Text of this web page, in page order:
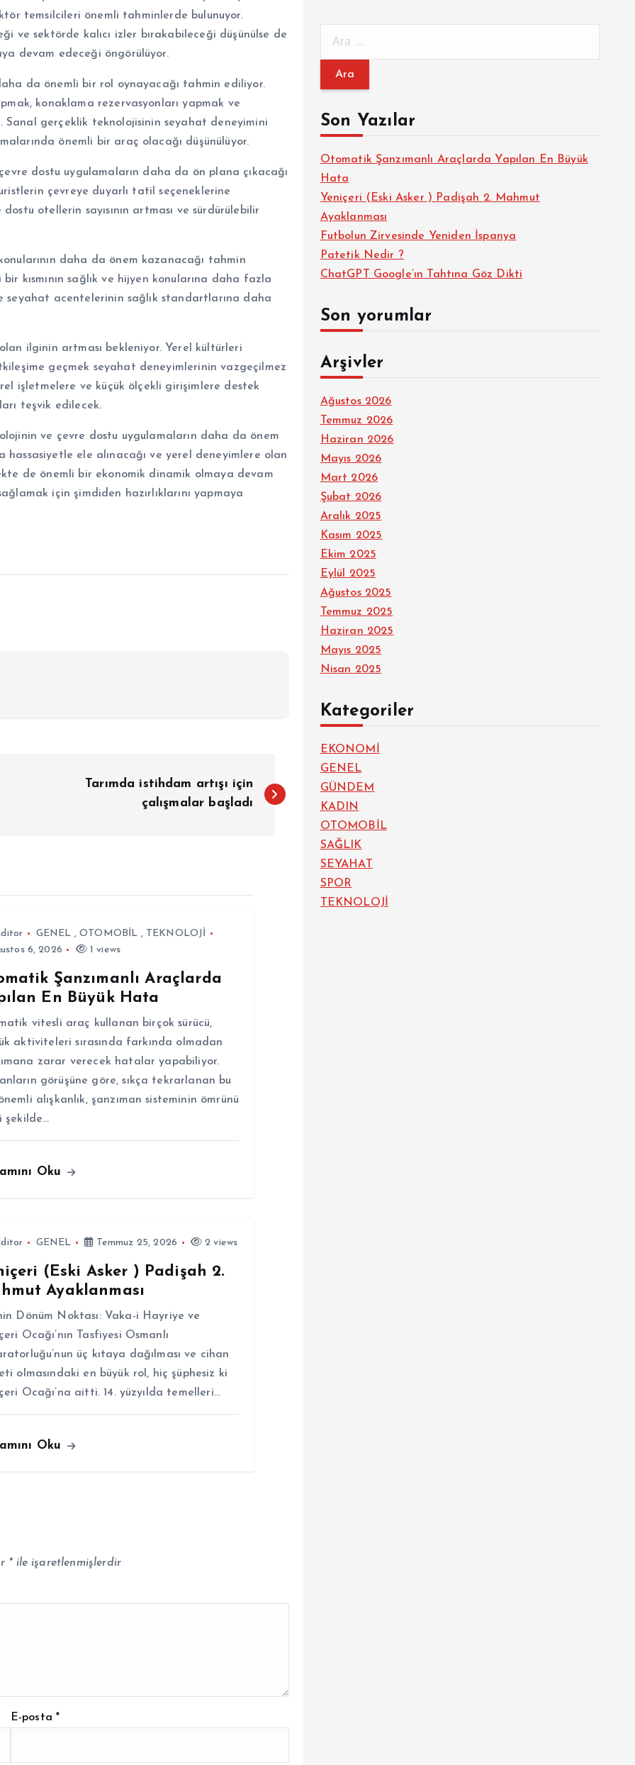
temsilcileri önemli tahminlerde bulunuyor.
ve sektörde kalıcı izler bırakabileceği düşünülse de
devam edeceği öngörülüyor.
da önemli bir rol oynayacağı tahmin ediliyor.
konaklama rezervasyonları yapmak ve
gerçeklik teknolojisinin seyahat deneyimini
önemli bir araç olacağı düşünülüyor.
dostu uygulamaların daha da ön plana çıkacağı
çevreye duyarlı tatil seçeneklerine
otellerin sayısının artması ve sürdürülebilir
daha da önem kazanacağı tahmin
kısmının sağlık ve hijyen konularına daha fazla
seyahat acentelerinin sağlık standartlarına daha
ilginin artması bekleniyor. Yerel kültürleri
geçmek seyahat deneyimlerinin vazgeçilmez
işletmelere ve küçük ölçekli girişimlere destek
teşvik edilecek.
ve çevre dostu uygulamaların daha da önem
hassasiyetle ele alınacağı ve yerel deneyimlere olan
de önemli bir ekonomik dinamik olmaya devam
için şimdiden hazırlıklarını yapmaya
Tarımda istihdam artışı için
çalışmalar başladı
GENEL ,OTOMOBİL , TEKNOLOJİ
6, 2026
1 views
Şanzımanlı Araçlarda
En Büyük Hata
vitesli araç kullanan birçok sürücü,
aktiviteleri sırasında farkında olmadan
zarar verecek hatalar yapabiliyor.
görüşüne göre, sıkça tekrarlanan bu
alışkanlık, şanzıman sisteminin ömrünü
şekilde…
Oku
GENEL Temmuz 25, 2026 2 views
(Eski Asker ) Padişah 2.
Ayaklanması
Dönüm Noktası: Vaka-i Hayriye ve
Ocağı’nın Tasfiyesi Osmanlı
üç kıtaya dağılması ve cihan
olmasındaki en büyük rol, hiç şüphesiz ki
Ocağı’na aitti. 14. yüzyılda temelleri…
Oku
*ile işaretlenmişlerdir
E-posta*
m
:Son Yazılar
Otomatik Şanzımanlı Araçlarda Yapılan En Büyük
Hata
Yeniçeri (Eski Asker ) Padişah 2. Mahmut
Ayaklanması
Futbolun Zirvesinde Yeniden İspanya
Patetik Nedir ?
ChatGPT Google’ın Tahtına Göz Dikti
Son yorumlar
Arşivler
Ağustos 2026
Temmuz 2026
Haziran 2026
Mayıs 2026
Mart 2026
Şubat 2026
Aralık 2025
Kasım 2025
Ekim 2025
Eylül 2025
Ağustos 2025
Temmuz 2025
Haziran 2025
Mayıs 2025
Nisan 2025
Kategoriler
EKONOMİ
GENEL
GÜNDEM
KADIN
OTOMOBİL
SAĞLIK
SEYAHAT
SPOR
TEKNOLOJİ